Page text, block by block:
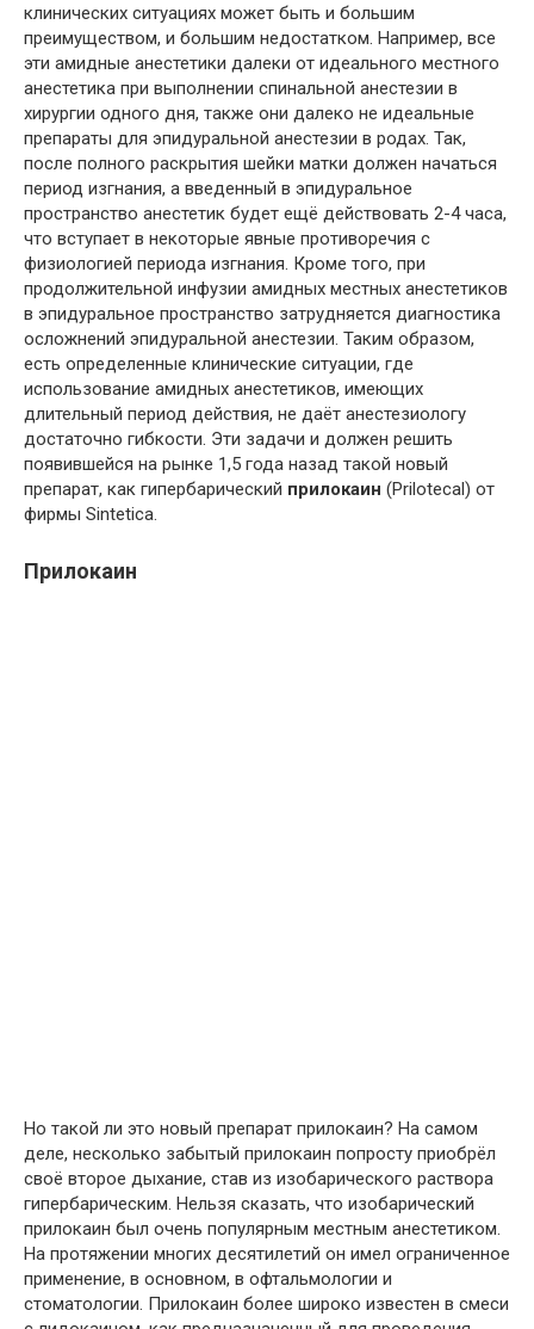
клинических ситуациях может быть и большим
преимуществом, и большим недостатком. Например, все
эти амидные анестетики далеки от идеального местного
анестетика при выполнении спинальной анестезии в
хирургии одного дня, также они далеко не идеальные
препараты для эпидуральной анестезии в родах. Так,
после полного раскрытия шейки матки должен начаться
период изгнания, а введенный в эпидуральное
пространство анестетик будет ещё действовать 2-4 часа,
что вступает в некоторые явные противоречия с
физиологией периода изгнания. Кроме того, при
продолжительной инфузии амидных местных анестетиков
в эпидуральное пространство затрудняется диагностика
осложнений эпидуральной анестезии. Таким образом,
есть определенные клинические ситуации, где
использование амидных анестетиков, имеющих
длительный период действия, не даёт анестезиологу
достаточно гибкости. Эти задачи и должен решить
появившейся на рынке 1,5 года назад такой новый
препарат, как гипербарический прилокаин (Prilotecal) от
фирмы Sintetica.
Прилокаин
Но такой ли это новый препарат прилокаин? На самом
деле, несколько забытый прилокаин попросту приобрёл
своё второе дыхание, став из изобарического раствора
гипербарическим. Нельзя сказать, что изобарический
прилокаин был очень популярным местным анестетиком.
На протяжении многих десятилетий он имел ограниченное
применение, в основном, в офтальмологии и
стоматологии. Прилокаин более широко известен в смеси